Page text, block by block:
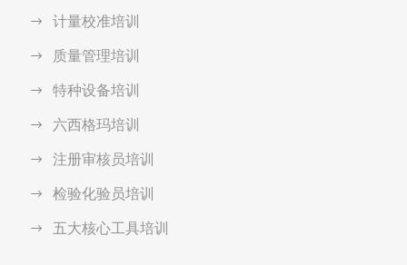
计量校准培训
质量管理培训
特种设备培训
六西格玛培训
注册审核员培训
检验化验员培训
五大核心工具培训